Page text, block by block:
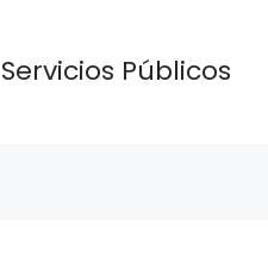
Servicios Públicos